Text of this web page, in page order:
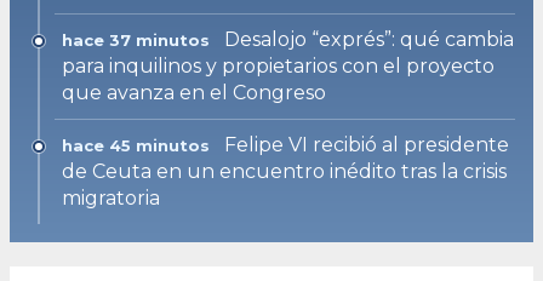
hace 37 minutos
Desalojo “exprés”: qué cambia
para inquilinos y propietarios con el proyecto
que avanza en el Congreso
hace 45 minutos
Felipe VI recibió al presidente
de Ceuta en un encuentro inédito tras la crisis
migratoria